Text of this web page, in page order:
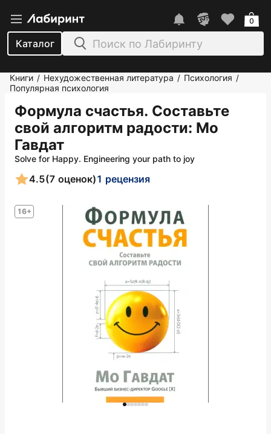
Каталог
0
Книги / Нехудожественная литература / Психология /
Популярная психология
Формула счастья. Составьте
свой алгоритм радости: Мо
Гавдат
Solve for Happy. Engineering your path to joy
16+
4.5(7 оценок)1 рецензия